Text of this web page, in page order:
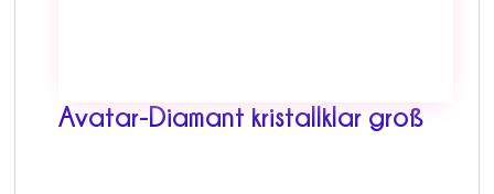
Avatar-Diamant kristallklar groß